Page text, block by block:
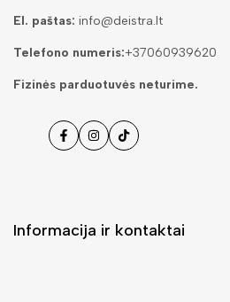
El. paštas: info@deistra.lt
Telefono numeris:+37060939620
Fizinės parduotuvės neturime.
FacebookInstagramas
Tiktok
Informacija ir kontaktai